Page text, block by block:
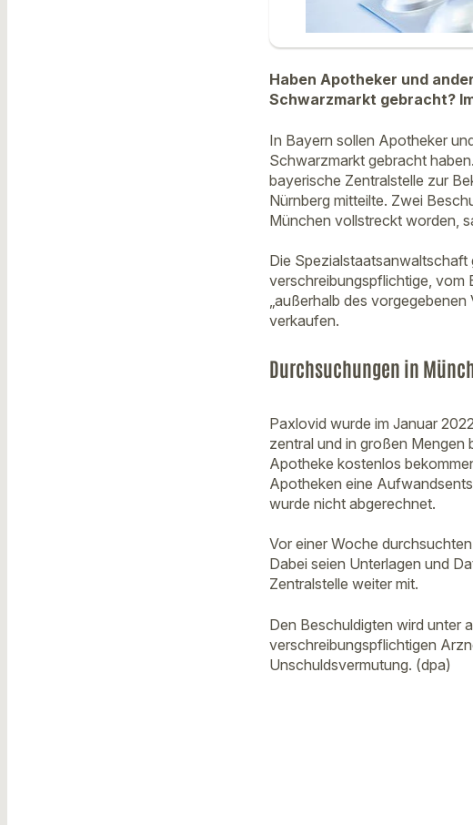
Haben Apotheker und
Schwarzmarkt gebracht?
In Bayern sollen Apotheker
Schwarzmarkt gebracht
bayerische Zentralstelle zur
Nürnberg mitteilte. Zwei
München vollstreckt worden,
Die Spezialstaatsanwaltschaft
verschreibungspflichtige, vom
„außerhalb des
verkaufen.
Durchsuchungen in
Paxlovid wurde im Januar
zentral und in großen Mengen
Apotheke kostenlos
Apotheken eine
wurde nicht abgerechnet.
Vor einer Woche
Dabei seien Unterlagen und
Zentralstelle weiter mit.
Den Beschuldigten wird unter
verschreibungspflichtigen
Unschuldsvermutung. (dpa)